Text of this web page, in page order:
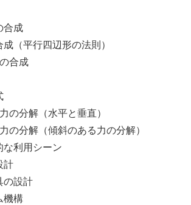
合成
（平行四辺形の法則）
合成
の分解（水平と垂直）
の分解（傾斜のある力の分解）
な利用シーン
計
の設計
機構